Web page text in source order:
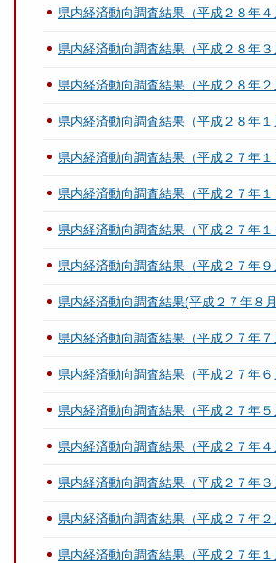
県内経済動向調査結果（平成２８年４
県内経済動向調査結果（平成２８年３
県内経済動向調査結果（平成２８年２
県内経済動向調査結果（平成２８年１
県内経済動向調査結果（平成２７年１
県内経済動向調査結果（平成２７年１
県内経済動向調査結果（平成２７年１
県内経済動向調査結果（平成２７年９
県内経済動向調査結果(平成２７年８
県内経済動向調査結果（平成２７年７
県内経済動向調査結果（平成２７年６
県内経済動向調査結果（平成２７年５
県内経済動向調査結果（平成２７年４
県内経済動向調査結果（平成２７年３
県内経済動向調査結果（平成２７年２
県内経済動向調査結果（平成２７年１